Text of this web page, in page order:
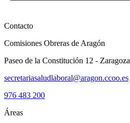
Contacto
Comisiones Obreras de Aragón
Paseo de la Constitución 12 - Zaragoza
secretariasaludlaboral@aragon.ccoo.es
976 483 200
Áreas